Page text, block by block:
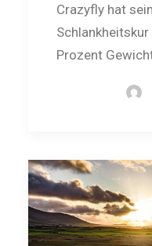
Crazyfly hat
Prozent